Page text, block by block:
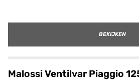
BEKIJKEN
Malossi Ventilvar Piaggio